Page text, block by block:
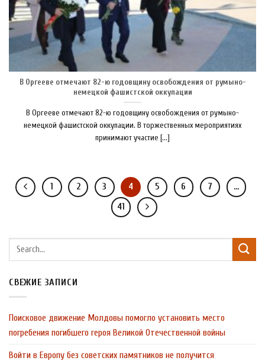
В Оргееве отмечают 82-ю годовщину освобождения от румыно-
немецкой фашистской оккупации
В Оргееве отмечают 82-ю годовщину освобождения от румыно-
немецкой фашистской оккупации. В торжественных мероприятиях
принимают участие [...]
1 2 3 4 5 6 7
…
41
СВЕЖИЕ ЗАПИСИ
Поисковое движение Молдовы помогло установить место
погребения погибшего героя Великой Отечественной войны
Войти в Европу без советских памятников не получится